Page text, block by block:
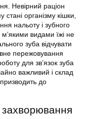
Невірний раціон
організму кішки,
нальоту і зубного
видами їжі не
зуба відчувати
пережовування
для зв’язок зуба
важливий і склад
до
захворювання